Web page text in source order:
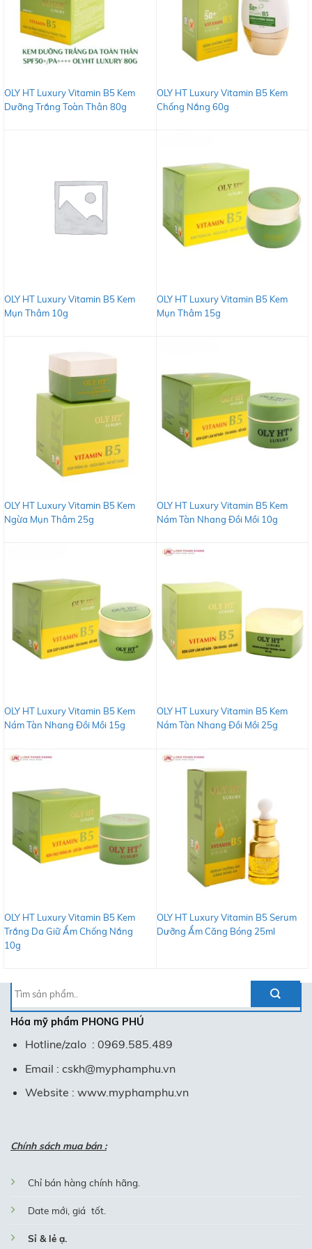
OLY HT Luxury Vitamin B5 Kem
Dưỡng Trắng Toàn Thân 80g
OLY HT Luxury Vitamin B5 Kem
Chống Nắng 60g
OLY HT Luxury Vitamin B5 Kem
Mụn Thâm 10g
OLY HT Luxury Vitamin B5 Kem
Mụn Thâm 15g
OLY HT Luxury Vitamin B5 Kem
Ngừa Mụn Thâm 25g
OLY HT Luxury Vitamin B5 Kem
Nám Tàn Nhang Đồi Mồi 10g
OLY HT Luxury Vitamin B5 Kem
Nám Tàn Nhang Đồi Mồi 15g
OLY HT Luxury Vitamin B5 Kem
Nám Tàn Nhang Đồi Mồi 25g
OLY HT Luxury Vitamin B5 Kem
Trắng Da Giữ Ẩm Chống Nắng
10g
OLY HT Luxury Vitamin B5 Serum
Dưỡng Ẩm Căng Bóng 25ml
Tìm
kiếm:
Hóa mỹ phẩm PHONG PHÚ
Hotline/zalo : 0969.585.489
Email : cskh@myphamphu.vn
Website : www.myphamphu.vn
Chính sách mua bán :
Chỉ bán hàng chính hãng.
Date mới, giá tốt.
Sỉ & lẻ ạ.